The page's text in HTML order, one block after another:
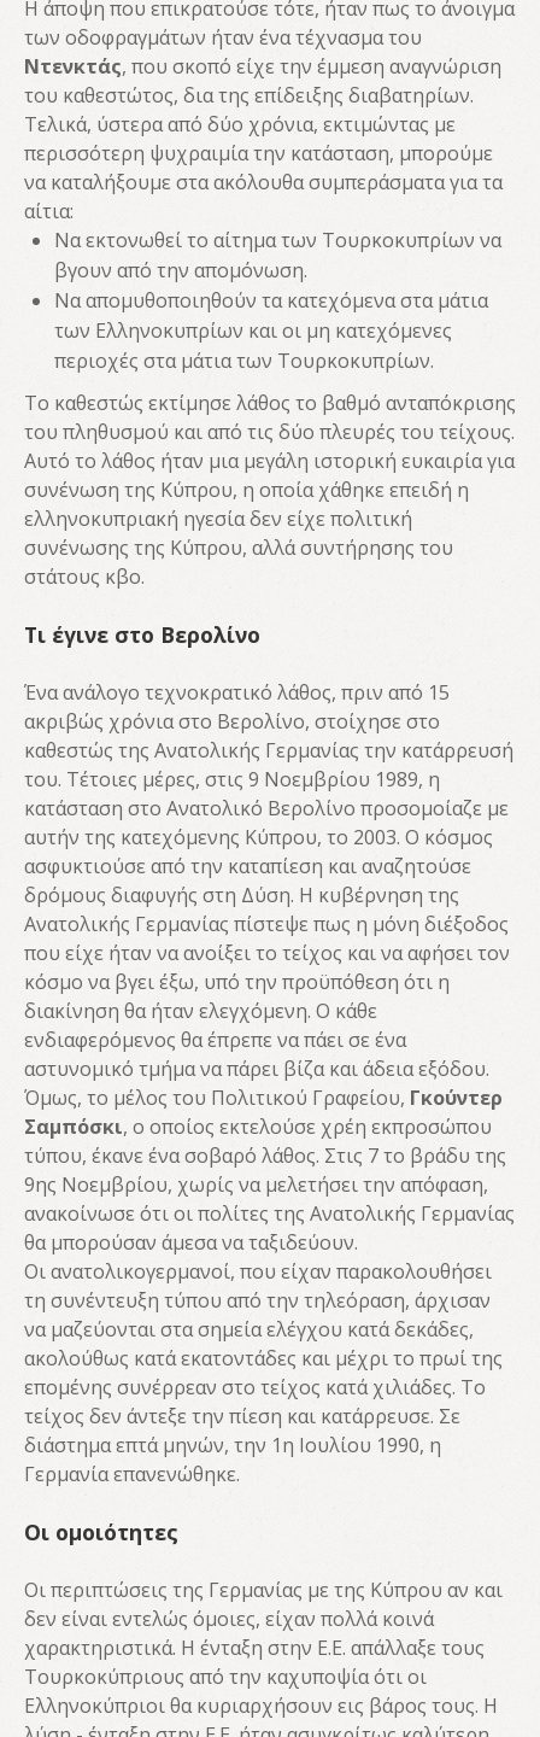
Η άποψη που επικρατούσε τότε, ήταν πως το άνοιγμα
των οδοφραγμάτων ήταν ένα τέχνασμα του
Ντενκτάς, που σκοπό είχε την έμμεση αναγνώριση
του καθεστώτος, δια της επίδειξης διαβατηρίων.
Τελικά, ύστερα από δύο χρόνια, εκτιμώντας με
περισσότερη ψυχραιμία την κατάσταση, μπορούμε
να καταλήξουμε στα ακόλουθα συμπεράσματα για τα
αίτια:
Να εκτονωθεί το αίτημα των Τουρκοκυπρίων να
βγουν από την απομόνωση.
Να απομυθοποιηθούν τα κατεχόμενα στα μάτια
των Ελληνοκυπρίων και οι μη κατεχόμενες
περιοχές στα μάτια των Τουρκοκυπρίων.
Το καθεστώς εκτίμησε λάθος το βαθμό ανταπόκρισης
του πληθυσμού και από τις δύο πλευρές του τείχους.
Αυτό το λάθος ήταν μια μεγάλη ιστορική ευκαιρία για
συνένωση της Κύπρου, η οποία χάθηκε επειδή η
ελληνοκυπριακή ηγεσία δεν είχε πολιτική
συνένωσης της Κύπρου, αλλά συντήρησης του
στάτους κβο.
Τι έγινε στο Βερολίνο
Ένα ανάλογο τεχνοκρατικό λάθος, πριν από 15
ακριβώς χρόνια στο Βερολίνο, στοίχησε στο
καθεστώς της Ανατολικής Γερμανίας την κατάρρευσή
του. Τέτοιες μέρες, στις 9 Νοεμβρίου 1989, η
κατάσταση στο Ανατολικό Βερολίνο προσομοίαζε με
αυτήν της κατεχόμενης Κύπρου, το 2003. Ο κόσμος
ασφυκτιούσε από την καταπίεση και αναζητούσε
δρόμους διαφυγής στη Δύση. Η κυβέρνηση της
Ανατολικής Γερμανίας πίστεψε πως η μόνη διέξοδος
που είχε ήταν να ανοίξει το τείχος και να αφήσει τον
κόσμο να βγει έξω, υπό την προϋπόθεση ότι η
διακίνηση θα ήταν ελεγχόμενη. Ο κάθε
ενδιαφερόμενος θα έπρεπε να πάει σε ένα
αστυνομικό τμήμα να πάρει βίζα και άδεια εξόδου.
Όμως, το μέλος του Πολιτικού Γραφείου, Γκούντερ
Σαμπόσκι, ο οποίος εκτελούσε χρέη εκπροσώπου
τύπου, έκανε ένα σοβαρό λάθος. Στις 7 το βράδυ της
9ης Νοεμβρίου, χωρίς να μελετήσει την απόφαση,
ανακοίνωσε ότι οι πολίτες της Ανατολικής Γερμανίας
θα μπορούσαν άμεσα να ταξιδεύουν.
Οι ανατολικογερμανοί, που είχαν παρακολουθήσει
τη συνέντευξη τύπου από την τηλεόραση, άρχισαν
να μαζεύονται στα σημεία ελέγχου κατά δεκάδες,
ακολούθως κατά εκατοντάδες και μέχρι το πρωί της
επομένης συνέρρεαν στο τείχος κατά χιλιάδες. Το
τείχος δεν άντεξε την πίεση και κατάρρευσε. Σε
διάστημα επτά μηνών, την 1η Ιουλίου 1990, η
Γερμανία επανενώθηκε.
Οι ομοιότητες
Οι περιπτώσεις της Γερμανίας με της Κύπρου αν και
δεν είναι εντελώς όμοιες, είχαν πολλά κοινά
χαρακτηριστικά. Η ένταξη στην Ε.Ε. απάλλαξε τους
Τουρκοκύπριους από την καχυποψία ότι οι
Ελληνοκύπριοι θα κυριαρχήσουν εις βάρος τους. Η